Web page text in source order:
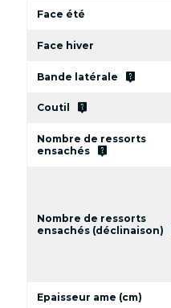
Face été
Face hiver
Bande latérale live_help
Coutil live_help
Nombre de ressorts
ensachés
live_help
Nombre de ressorts
ensachés (déclinaison)
Epaisseur ame (cm)